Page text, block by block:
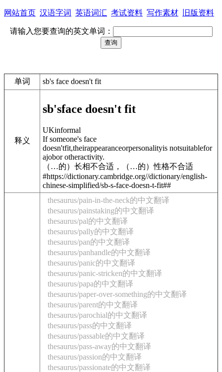
网站首页 汉语字词 英语词汇 考试资料 写作素材 旧版资料
请输入您要查询的英文单词：
单词 sb's face doesn't fit
释义
sb'sface doesn't fit
UKinformal
If someone's face
doesn'tfit,theirappearanceorpersonalityis notsuitablefor
ajobor otheractivity.
（…的）长相不合适，（…的）性格不合适
#https://dictionary.cambridge.org//dictionary/english-
chinese-simplified/sb-s-face-doesn-t-fit##
thesaurus/pain-in-the-neck的中文翻译
thesaurus/painstaking的中文翻译
thesaurus/pal的中文翻译
thesaurus/pally的中文翻译
thesaurus/pan的中文翻译
thesaurus/panhandle的中文翻译
thesaurus/panic的中文翻译
thesaurus/panic-stricken的中文翻译
thesaurus/papa的中文翻译
thesaurus/paper-over-something的中文翻译
thesaurus/parent的中文翻译
thesaurus/parochial的中文翻译
thesaurus/pass的中文翻译
thesaurus/passable的中文翻译
thesaurus/pass-away的中文翻译
thesaurus/passion的中文翻译
thesaurus/passionate的中文翻译